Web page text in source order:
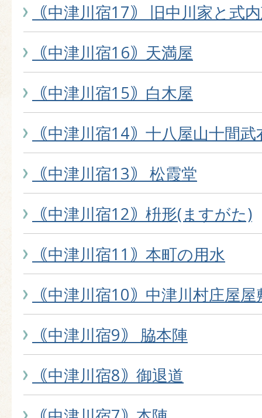
｟中津川宿17｠ 旧中川家と式
｟中津川宿16｠天満屋
｟中津川宿15｠白木屋
｟中津川宿14｠十八屋山十間
｟中津川宿13｠ 松霞堂
｟中津川宿12｠枡形(ますがた)
｟中津川宿11｠本町の用水
｟中津川宿10｠中津川村庄屋屋
｟中津川宿9｠ 脇本陣
｟中津川宿8｠御退道